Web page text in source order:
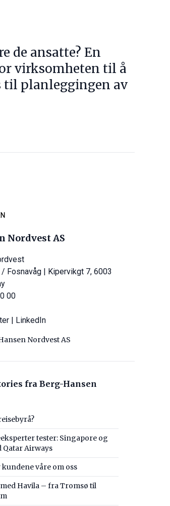
de ansatte? En
virksomheten til å
til planleggingen av
Nordvest AS
Fosnavåg | Kipervikgt 7, 6003
00
| LinkedIn
Nordvest AS
fra Berg-Hansen
tester: Singapore og
Qatar Airways
kundene våre om oss
Havila – fra Tromsø til